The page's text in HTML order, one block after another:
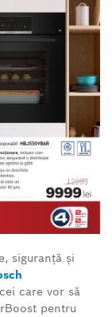
siguranță și
care vor să
pentru